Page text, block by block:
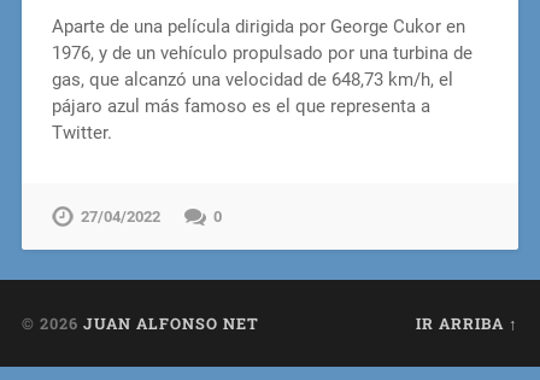
Aparte de una película dirigida por George Cukor en
1976, y de un vehículo propulsado por una turbina de
gas, que alcanzó una velocidad de 648,73 km/h, el
pájaro azul más famoso es el que representa a
Twitter.
27/04/2022 0
© 2026 JUAN ALFONSO NET IR ARRIBA ↑